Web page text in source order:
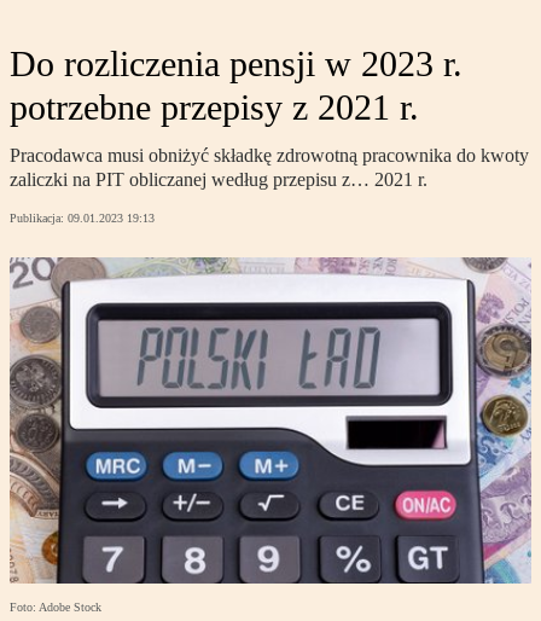
Do rozliczenia pensji w 2023 r.
potrzebne przepisy z 2021 r.
Pracodawca musi obniżyć składkę zdrowotną pracownika do kwoty
zaliczki na PIT obliczanej według przepisu z… 2021 r.
Publikacja: 09.01.2023 19:13
Foto: Adobe Stock